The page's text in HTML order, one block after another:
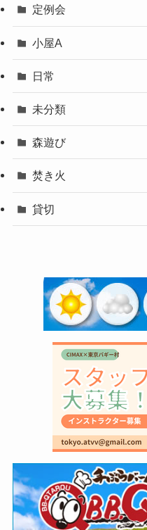
定例会
小屋A
日常
未分類
森遊び
焚き火
貸切